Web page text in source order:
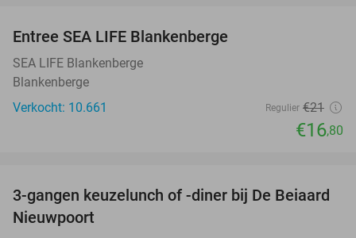
Entree SEA LIFE Blankenberge
SEA LIFE Blankenberge
Blankenberge
Verkocht: 10.661
Regulier €21
€16,80
44%
3-gangen keuzelunch of -diner bij De Beiaard
Nieuwpoort